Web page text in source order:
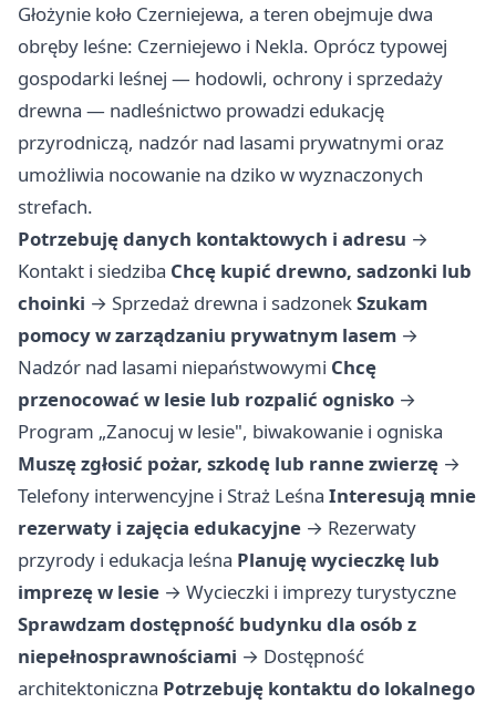
Głożynie koło Czerniejewa, a teren obejmuje dwa
obręby leśne: Czerniejewo i Nekla. Oprócz typowej
gospodarki leśnej — hodowli, ochrony i sprzedaży
drewna — nadleśnictwo prowadzi edukację
przyrodniczą, nadzór nad lasami prywatnymi oraz
umożliwia nocowanie na dziko w wyznaczonych
strefach.
Potrzebuję danych kontaktowych i adresu →
Kontakt i siedziba Chcę kupić drewno, sadzonki lub
choinki → Sprzedaż drewna i sadzonekSzukam
pomocy w zarządzaniu prywatnym lasem →
Nadzór nad lasami niepaństwowymi Chcę
przenocować w lesie lub rozpalić ognisko →
Program „Zanocuj w lesie", biwakowanie i ogniska
Muszę zgłosić pożar, szkodę lub ranne zwierzę →
Telefony interwencyjne i Straż Leśna Interesują mnie
rezerwaty i zajęcia edukacyjne → Rezerwaty
przyrody i edukacja leśna Planuję wycieczkę lub
imprezę w lesie → Wycieczki i imprezy turystyczne
Sprawdzam dostępność budynku dla osób z
niepełnosprawnościami → Dostępność
architektoniczna Potrzebuję kontaktu do lokalnego